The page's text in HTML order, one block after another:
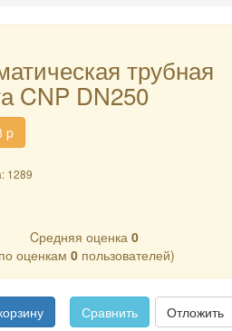
трубная
CNP DN250
p
1289
Cредняя оценка0
оценкам0 пользователей)
Сравнить Отложить